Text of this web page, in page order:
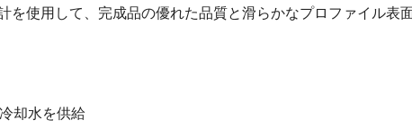
を使用して、完成品の優れた品質と滑らかなプロファイル表
却水を供給